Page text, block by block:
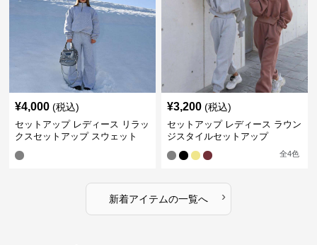
¥4,000 (税込)
セットアップ レディース リラッ
クスセットアップ スウェット
¥3,200 (税込)
セットアップ レディース ラウン
ジスタイルセットアップ
全4色
新着アイテムの一覧へ ›